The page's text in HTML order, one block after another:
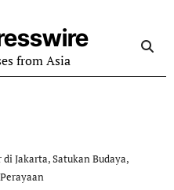
from Asia
Jakarta, Satukan Budaya,